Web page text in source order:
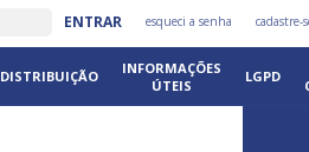
ENTRAR esqueci a senha cadastre-
DISTRIBUIÇÃO
INFORMAÇÕES
ÚTEIS
LGPD